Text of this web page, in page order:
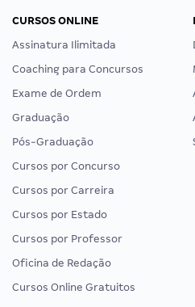
CURSOS ONLINE
Assinatura Ilimitada
Coaching para Concursos
Exame de Ordem
Graduação
Pós-Graduação
Cursos por Concurso
Cursos por Carreira
Cursos por Estado
Cursos por Professor
Oficina de Redação
Cursos Online Gratuitos